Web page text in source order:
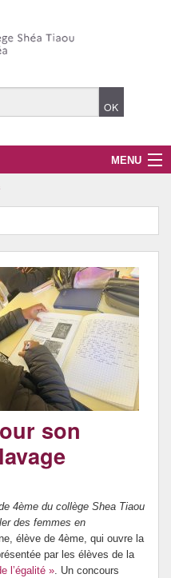
MENU
son
4ème du collège Shea Tiaou
des femmes en
élève de 4ème, qui ouvre la
par les élèves de la
l’égalité » . Un concours